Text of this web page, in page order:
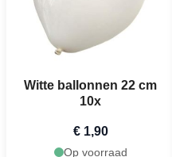
Witte ballonnen 22 cm
10x
€ 1,90
Op voorraad